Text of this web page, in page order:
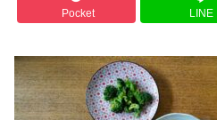
Pocket LINE